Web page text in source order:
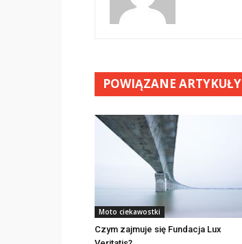
POWIĄZANE ARTYKUŁY
Moto ciekawostki
Czym zajmuje się Fundacja Lux